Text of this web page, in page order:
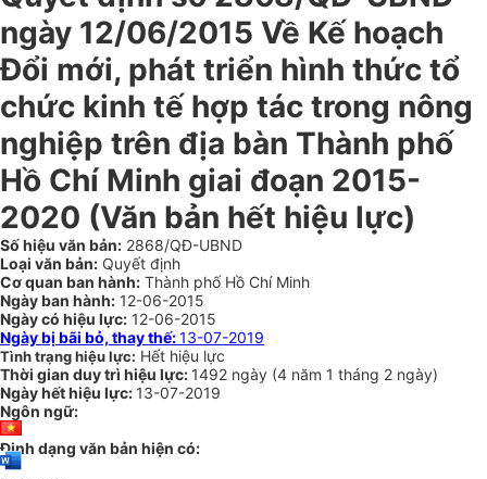
ngày 12/06/2015 Về Kế hoạch
Đổi mới, phát triển hình thức tổ
chức kinh tế hợp tác trong nông
nghiệp trên địa bàn Thành phố
Hồ Chí Minh giai đoạn 2015-
2020 (Văn bản hết hiệu lực)
Số hiệu văn bản: 2868/QĐ-UBND
Loại văn bản: Quyết định
Cơ quan ban hành: Thành phố Hồ Chí Minh
Ngày ban hành: 12-06-2015
Ngày có hiệu lực: 12-06-2015
Ngày bị bãi bỏ, thay thế:13-07-2019
Tình trạng hiệu lực: Hết hiệu lực
Thời gian duy trì hiệu lực: 1492 ngày (4 năm 1 tháng 2 ngày)
Ngày hết hiệu lực: 13-07-2019
Ngôn ngữ:
Định dạng văn bản hiện có: